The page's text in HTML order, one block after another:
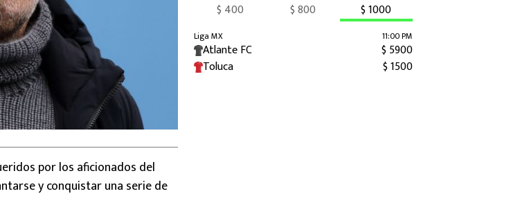
por los aficionados del
y conquistar una serie de